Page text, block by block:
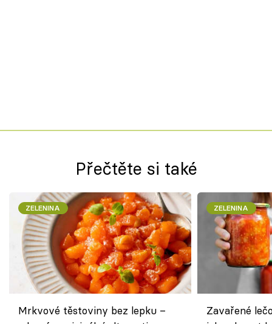
Přečtěte si také
ZELENINA
Mrkvové těstoviny bez lepku –
ZELENINA
Zavařené